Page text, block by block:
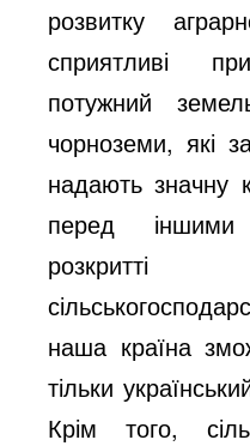
розвитку
сприятливі
потужний
чорноземи, які
надають значну
перед
наша країна
тільки
Крім того,